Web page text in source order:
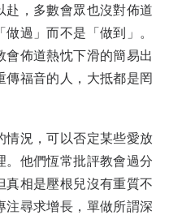
赴，多數會眾也沒對佈道
過」而不是「做到」。
佈道熱忱下滑的簡易出
傳福音的人，大抵都是罔
情況，可以否定某些愛放
。他們恆常批評教會過分
真相是壓根兒沒有重質不
注尋求增長，單做所謂深